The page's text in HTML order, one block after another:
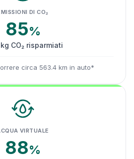
DI CO₂
85%
CO₂ risparmiati
circa 563.4 km in auto*
VIRTUALE
88%